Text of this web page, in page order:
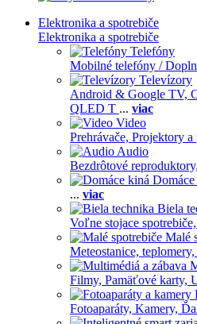
Elektronika a spotrebiče
Elektronika a spotrebiče
Telefóny
Mobilné telefóny /
Televízory
Android & Google TV,
QLED T ... viac
Video
Prehrávače, Projektory a
Audio
Bezdrôtové reproduktory,
... viac
Biela
Voľne stojace spotrebiče,
Malé
Meteostanice, teplomery,
Filmy, Pamäťové karty,
Fotoaparáty, Kamery,